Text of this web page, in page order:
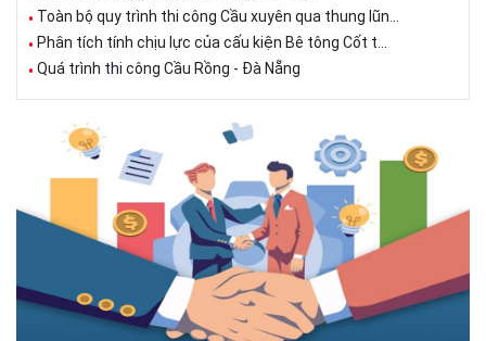
Toàn bộ quy trình thi công Cầu xuyên qua thung lũn...
Phân tích tính chịu lực của cấu kiện Bê tông Cốt t...
Quá trình thi công Cầu Rồng - Đà Nẵng